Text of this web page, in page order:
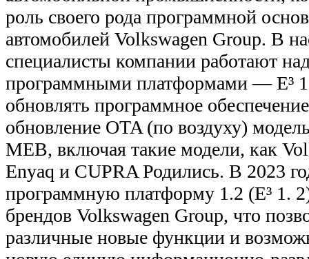
роль своего рода программной
автомобилей Volkswagen Group. В
специалисты компании работают
программными платформами — E³
обновлять программное
обновление OTA (по воздуху)
MEB, включая такие модели, как
Enyaq и CUPRA Родились. В 2023
программную платформу 1.2 (E³ 1.
брендов Volkswagen Group, что
различные новые функции и